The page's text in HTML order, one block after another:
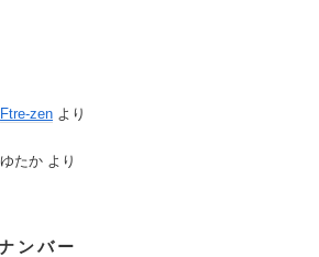
Ftre-zen より
ゆたか より
ンバー